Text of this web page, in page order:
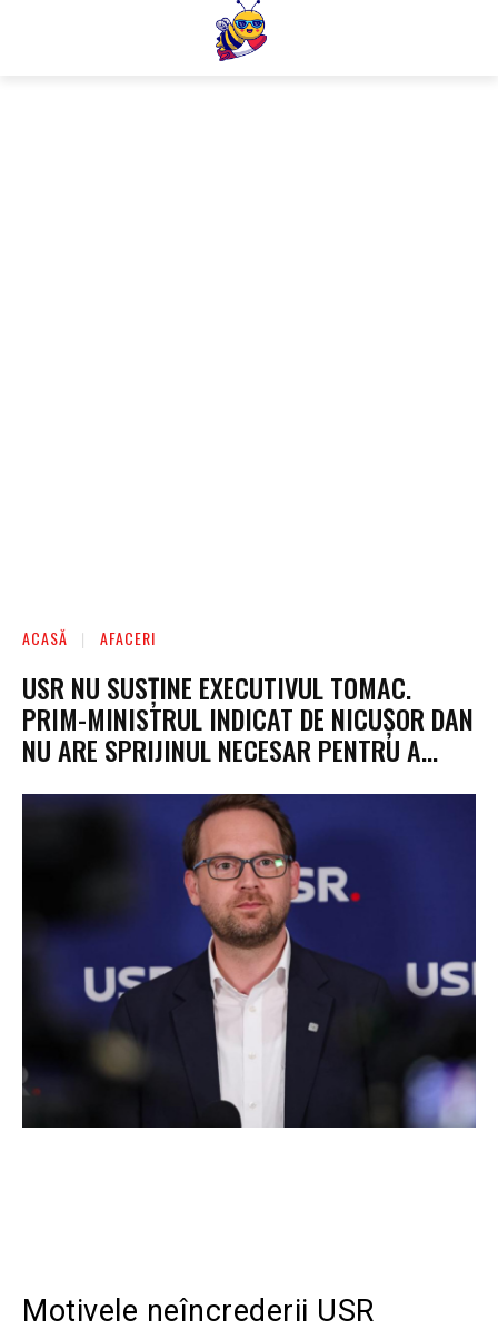
ACASĂ AFACERI
USR NU SUSȚINE EXECUTIVUL TOMAC.
PRIM-MINISTRUL INDICAT DE NICUȘOR DAN
NU ARE SPRIJINUL NECESAR PENTRU A…
Motivele neîncrederii USR